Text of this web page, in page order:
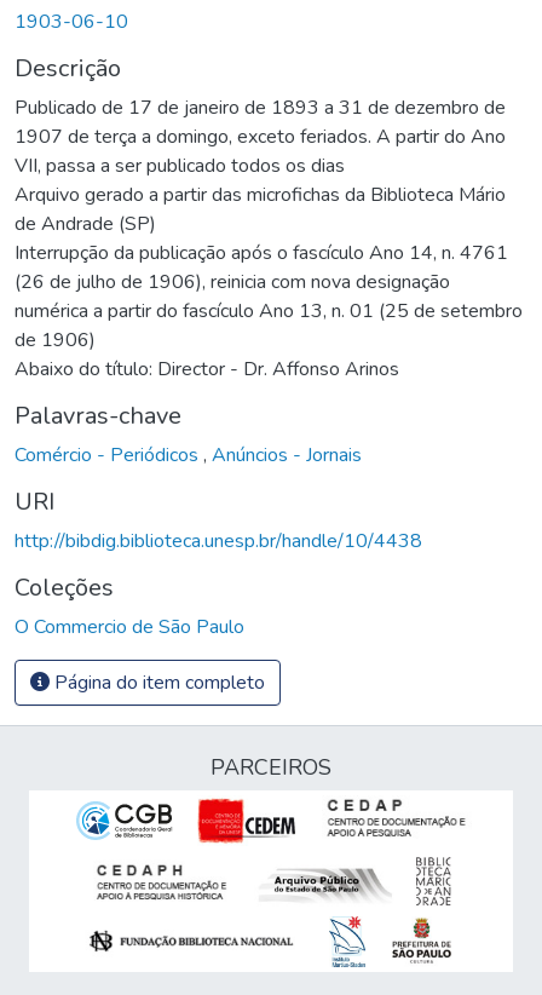
1903-06-10
Descrição
Publicado de 17 de janeiro de 1893 a 31 de dezembro de
1907 de terça a domingo, exceto feriados. A partir do Ano
VII, passa a ser publicado todos os dias
Arquivo gerado a partir das microfichas da Biblioteca Mário
de Andrade (SP)
Interrupção da publicação após o fascículo Ano 14, n. 4761
(26 de julho de 1906), reinicia com nova designação
numérica a partir do fascículo Ano 13, n. 01 (25 de setembro
de 1906)
Abaixo do título: Director - Dr. Affonso Arinos
Palavras-chave
Comércio - Periódicos , Anúncios - Jornais
URI
http://bibdig.biblioteca.unesp.br/handle/10/4438
Coleções
O Commercio de São Paulo
Página do item completo
PARCEIROS